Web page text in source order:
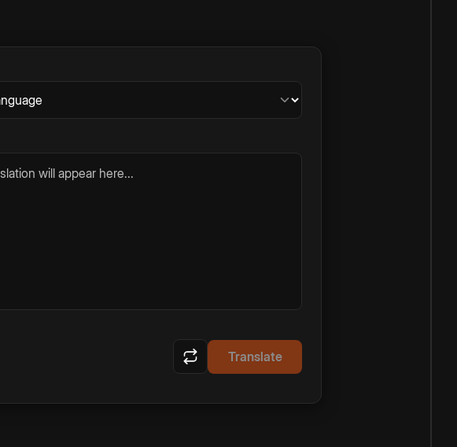
will appear here...
Translate